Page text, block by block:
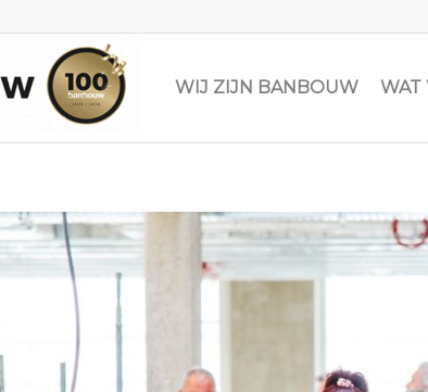
WIJ ZIJN BANBOUW WAT